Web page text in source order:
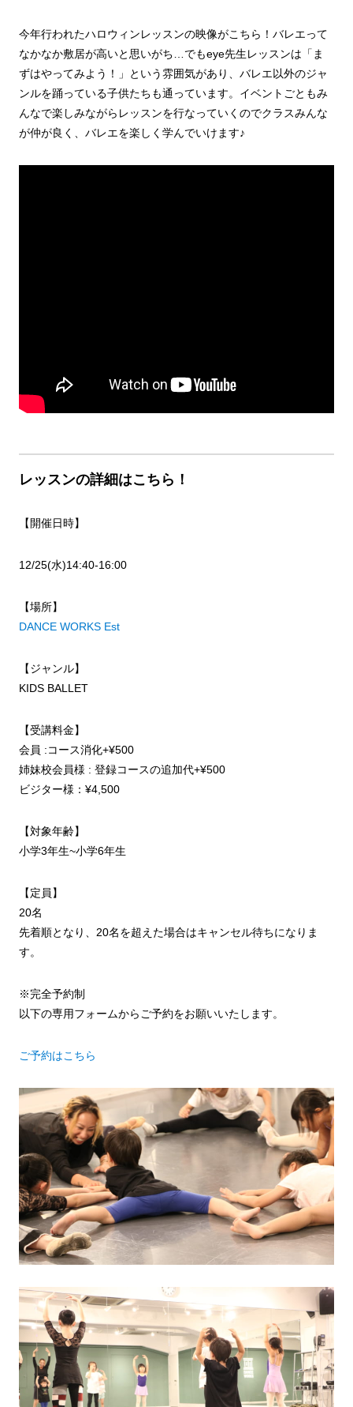
今年行われたハロウィンレッスンの映像がこちら！バレエって
なかなか敷居が高いと思いがち…でもeye先生レッスンは「ま
ずはやってみよう！」という雰囲気があり、バレエ以外のジャ
ンルを踊っている子供たちも通っています。イベントごともみ
んなで楽しみながらレッスンを行なっていくのでクラスみんな
が仲が良く、バレエを楽しく学んでいけます♪
レッスンの詳細はこちら！
【開催日時】
12/25(水)14:40-16:00
【場所】
DANCE WORKS Est
【ジャンル】
KIDS BALLET
【受講料金】
会員 :コース消化+¥500
姉妹校会員様 : 登録コースの追加代+¥500
ビジター様：¥4,500
【対象年齢】
小学3年生~小学6年生
【定員】
20名
先着順となり、20名を超えた場合はキャンセル待ちになりま
す。
※完全予約制
以下の専用フォームからご予約をお願いいたします。
ご予約はこちら